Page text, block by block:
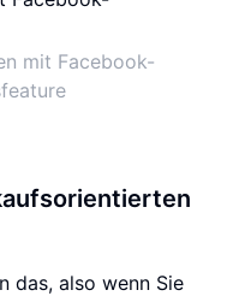
mit Facebook-
das, also wenn Sie